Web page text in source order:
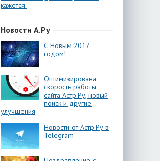
кажется.
Новости А.Ру
С Новым 2017
годом!
Оптимизирована
скорость работы
сайта Астр.Ру, новый
поиск и другие
улучшения
Новости от Астр.Ру в
Telegram